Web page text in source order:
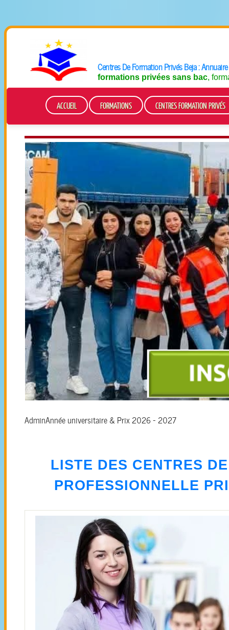
Centres De FormationPrivés Beja:
formations privées sans bac,
ACCUEIL FORMATIONS CENTRES FORMATION PRIVÉS
AdminAnnée universitaire & Prix 2026 - 2027
LISTE DES CENTRES
PROFESSIONNELLE